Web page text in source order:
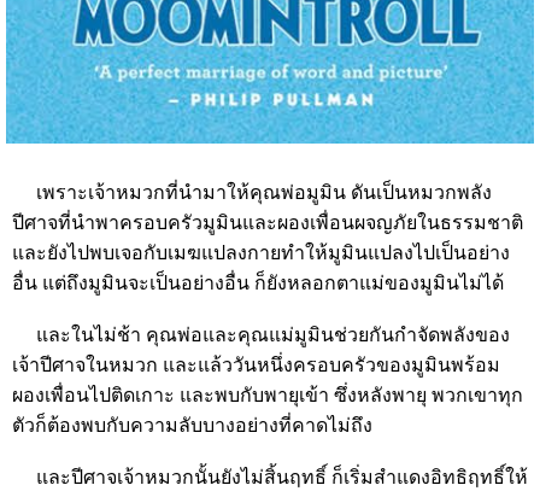
เพราะเจ้าหมวกที่นำมาให้คุณพ่อมูมิน ดันเป็นหมวกพลัง
ปีศาจที่นำพาครอบครัวมูมินและผองเพื่อนผจญภัยในธรรมชาติ
และยังไปพบเจอกับเมฆแปลงกายทำให้มูมินแปลงไปเป็นอย่าง
อื่น แต่ถึงมูมินจะเป็นอย่างอื่น ก็ยังหลอกตาแม่ของมูมินไม่ได้
และในไม่ช้า คุณพ่อและคุณแม่มูมินช่วยกันกำจัดพลังของ
เจ้าปีศาจในหมวก และแล้ววันหนึ่งครอบครัวของมูมินพร้อม
ผองเพื่อนไปติดเกาะ และพบกับพายุเข้า ซึ่งหลังพายุ พวกเขาทุก
ตัวก็ต้องพบกับความลับบางอย่างที่คาดไม่ถึง
และปีศาจเจ้าหมวกนั้นยังไม่สิ้นฤทธิ์ ก็เริ่มสำแดงอิทธิฤทธิ์ให้